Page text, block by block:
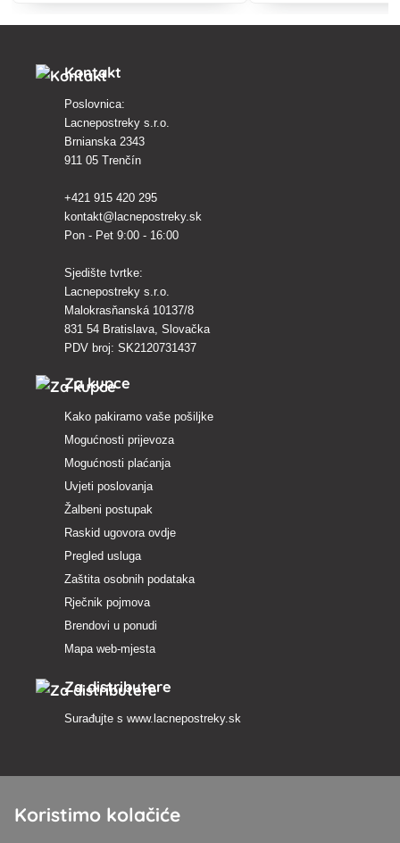
Kontakt
Poslovnica:
Lacnepostreky s.r.o.
Brnianska 2343
911 05 Trenčín
+421 915 420 295
kontakt@lacnepostreky.sk
Pon - Pet 9:00 - 16:00
Sjedište tvrtke:
Lacnepostreky s.r.o.
Malokrasňanská 10137/8
831 54 Bratislava, Slovačka
PDV broj: SK2120731437
Za kupce
Kako pakiramo vaše pošiljke
Mogućnosti prijevoza
Mogućnosti plaćanja
Uvjeti poslovanja
Žalbeni postupak
Raskid ugovora ovdje
Pregled usluga
Zaštita osobnih podataka
Rječnik pojmova
Brendovi u ponudi
Mapa web-mjesta
Za distributere
Surađujte s www.lacnepostreky.sk
Uvijek ćemo vas profesionalno savjetovati
Koristimo kolačiće